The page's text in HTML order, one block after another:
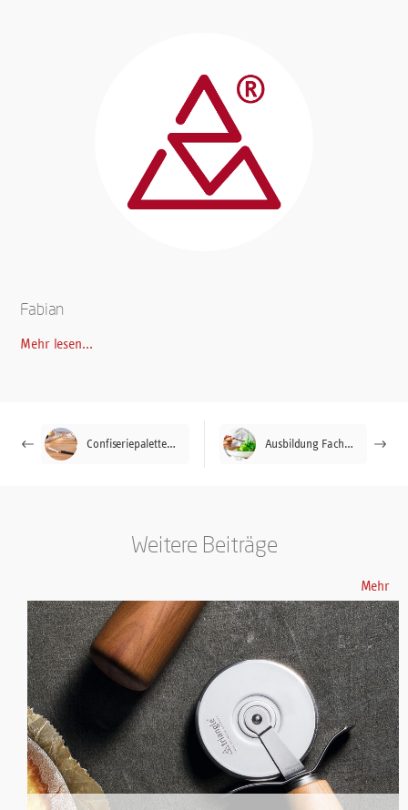
Fabian
Mehr lesen...
Confiseriepalette oder Winkelpalette? Arten und Einsätze Ausbildung Fachkraft für Metalltechnik (m/w/d) – Fachrichtung Montagetechnik
Weitere Beiträge
Mehr